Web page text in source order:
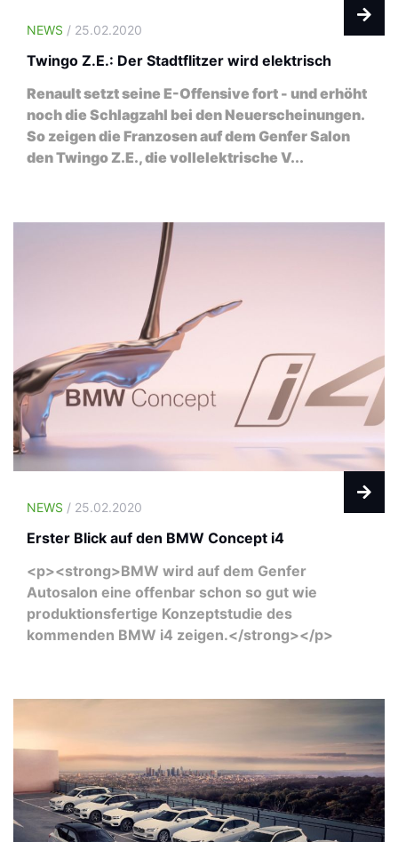
NEWS / 25.02.2020
Twingo Z.E.: Der Stadtflitzer wird elektrisch
Renault setzt seine E-Offensive fort - und erhöht
noch die Schlagzahl bei den Neuerscheinungen.
So zeigen die Franzosen auf dem Genfer Salon
den Twingo Z.E., die vollelektrische V...
NEWS / 25.02.2020
Erster Blick auf den BMW Concept i4
<p><strong>BMW wird auf dem Genfer
Autosalon eine offenbar schon so gut wie
produktionsfertige Konzeptstudie des
kommenden BMW i4 zeigen.</strong></p>